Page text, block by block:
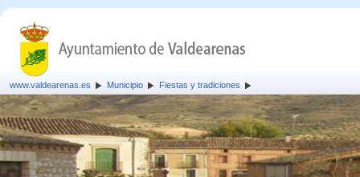
www.valdearenas.es Municipio Fiestas y tradiciones